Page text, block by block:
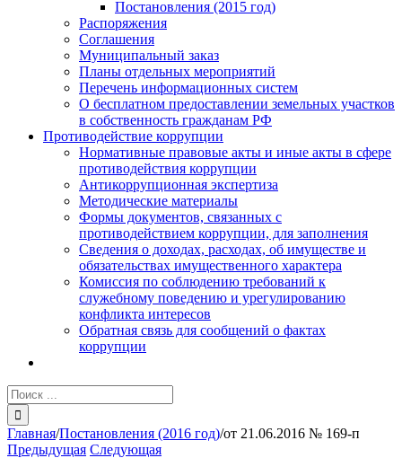
Постановления (2015 год)
Распоряжения
Соглашения
Муниципальный заказ
Планы отдельных мероприятий
Перечень информационных систем
О бесплатном предоставлении земельных участков
в собственность гражданам РФ
Противодействие коррупции
Нормативные правовые акты и иные акты в сфере
противодействия коррупции
Антикоррупционная экспертиза
Методические материалы
Формы документов, связанных с
противодействием коррупции, для заполнения
Сведения о доходах, расходах, об имуществе и
обязательствах имущественного характера
Комиссия по соблюдению требований к
служебному поведению и урегулированию
конфликта интересов
Обратная связь для сообщений о фактах
коррупции
Результат
поиска:
Главная/Постановления (2016 год)/от 21.06.2016 № 169-п
Предыдущая Следующая